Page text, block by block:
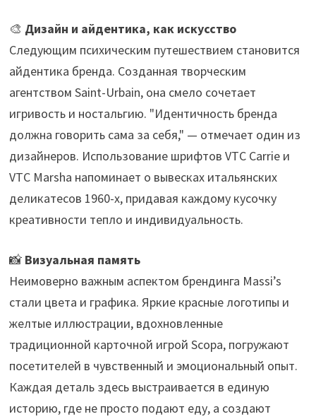
🎨 Дизайн и айдентика, как искусство
Следующим психическим путешествием становится
айдентика бренда. Созданная творческим
агентством Saint-Urbain, она смело сочетает
игривость и ностальгию. "Идентичность бренда
должна говорить сама за себя," — отмечает один из
дизайнеров. Использование шрифтов VTC Carrie и
VTC Marsha напоминает о вывесках итальянских
деликатесов 1960-х, придавая каждому кусочку
креативности тепло и индивидуальность.
📸 Визуальная память
Неимоверно важным аспектом брендинга Massi’s
стали цвета и графика. Яркие красные логотипы и
желтые иллюстрации, вдохновленные
традиционной карточной игрой Scopa, погружают
посетителей в чувственный и эмоциональный опыт.
Каждая деталь здесь выстраивается в единую
историю, где не просто подают еду, а создают